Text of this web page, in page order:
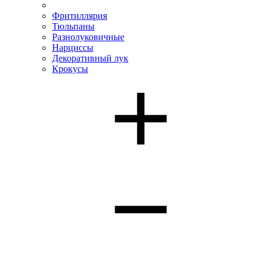
Фритиллярия
Тюльпаны
Разнолуковичные
Нарциссы
Декоративный лук
Крокусы